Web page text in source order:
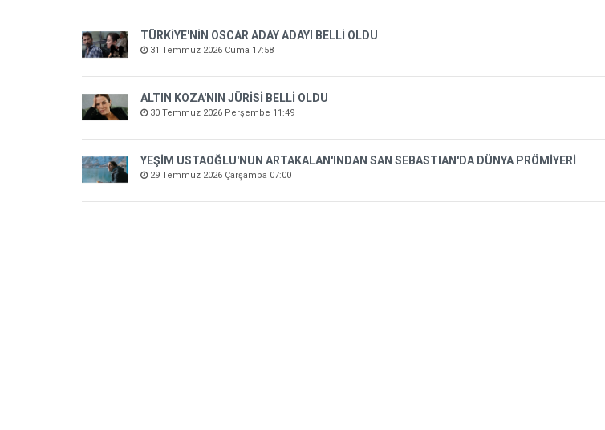
TÜRKİYE'NİN OSCAR ADAY ADAYI BELLİ OLDU
31 Temmuz 2026 Cuma 17:58
ALTIN KOZA'NIN JÜRİSİ BELLİ OLDU
30 Temmuz 2026 Perşembe 11:49
YEŞİM USTAOĞLU'NUN ARTAKALAN'INDAN SAN SEBASTIAN'DA DÜNYA PRÖMİYERİ
29 Temmuz 2026 Çarşamba 07:00